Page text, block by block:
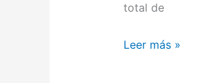
total de
Leer más »